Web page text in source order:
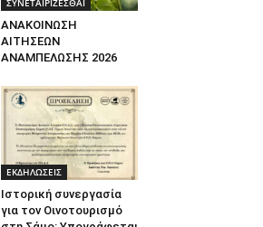
ΑΝΑΚΟΙΝΩΣΗ
ΑΙΤΗΣΕΩΝ
ΑΝΑΜΠΕΛΩΣΗΣ 2026
ΕΚΔΗΛΩΣΕΙΣ
Ιστορική συνεργασία
για τον Οινοτουρισμό